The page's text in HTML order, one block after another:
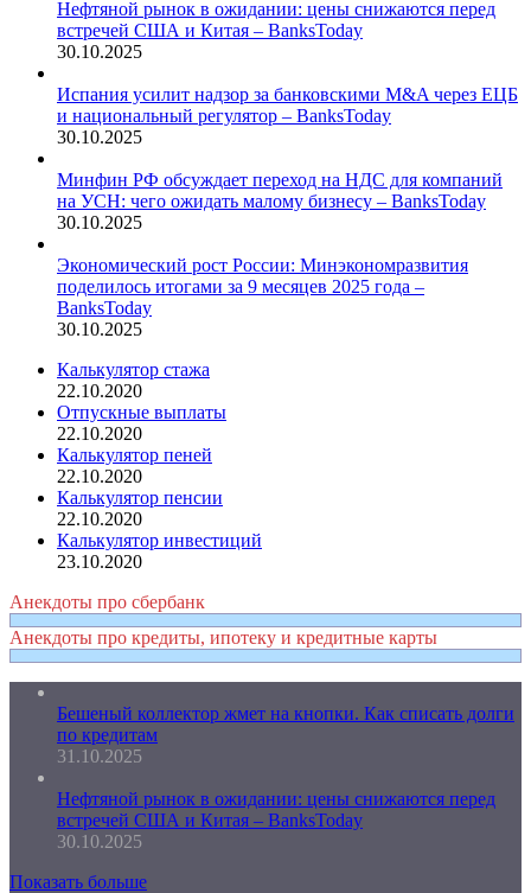
Нефтяной рынок в ожидании: цены снижаются перед
встречей США и Китая – BanksToday
30.10.2025
Испания усилит надзор за банковскими M&A через ЕЦБ
и национальный регулятор – BanksToday
30.10.2025
Минфин РФ обсуждает переход на НДС для компаний
на УСН: чего ожидать малому бизнесу – BanksToday
30.10.2025
Экономический рост России: Минэкономразвития
поделилось итогами за 9 месяцев 2025 года –
BanksToday
30.10.2025
Калькулятор стажа
22.10.2020
Отпускные выплаты
22.10.2020
Калькулятор пеней
22.10.2020
Калькулятор пенсии
22.10.2020
Калькулятор инвестиций
23.10.2020
Анекдоты про сбербанк
Анекдоты про кредиты, ипотеку и кредитные карты
Бешеный коллектор жмет на кнопки. Как списать долги
по кредитам
31.10.2025
Нефтяной рынок в ожидании: цены снижаются перед
встречей США и Китая – BanksToday
30.10.2025
Показать больше